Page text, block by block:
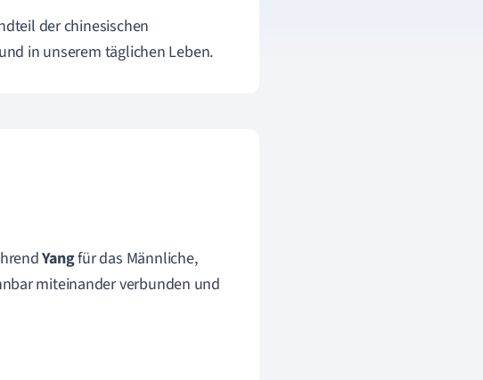
der chinesischen
in unserem täglichen Leben.
Yangfür das Männliche,
miteinander verbunden und